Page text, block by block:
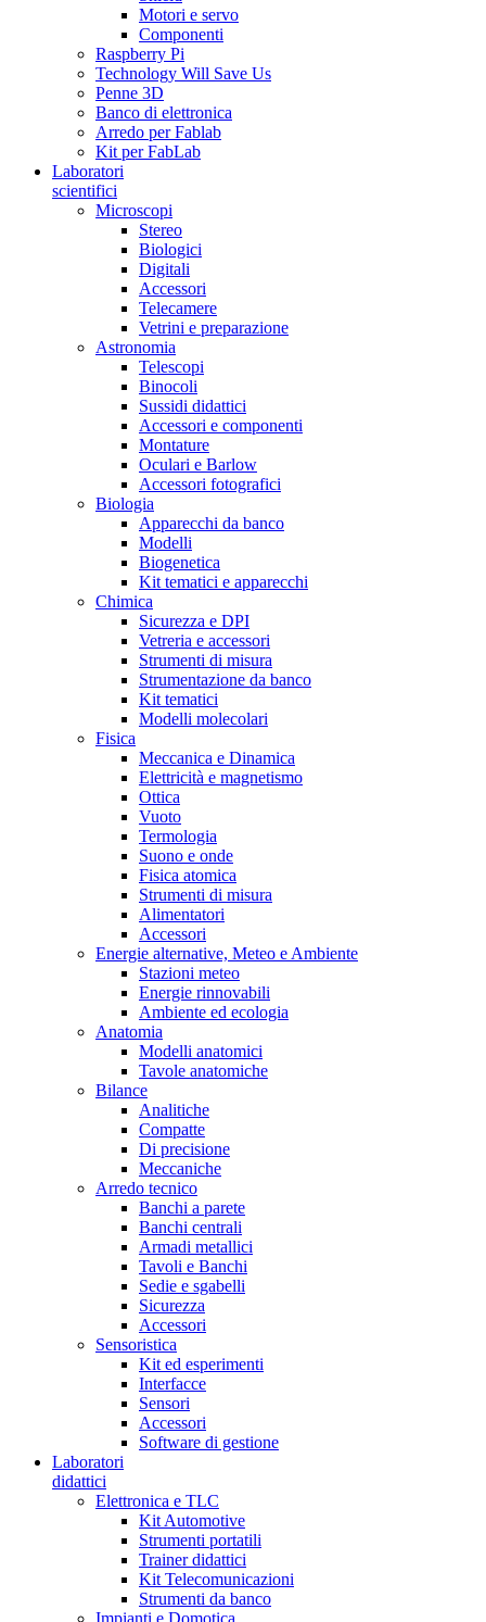
Motori e servo
Componenti
Raspberry Pi
Technology Will Save Us
Penne 3D
Banco di elettronica
Arredo per Fablab
Kit per FabLab
Laboratori
scientifici
Microscopi
Stereo
Biologici
Digitali
Accessori
Telecamere
Vetrini e preparazione
Astronomia
Telescopi
Binocoli
Sussidi didattici
Accessori e componenti
Montature
Oculari e Barlow
Accessori fotografici
Biologia
Apparecchi da banco
Modelli
Biogenetica
Kit tematici e apparecchi
Chimica
Sicurezza e DPI
Vetreria e accessori
Strumenti di misura
Strumentazione da banco
Kit tematici
Modelli molecolari
Fisica
Meccanica e Dinamica
Elettricità e magnetismo
Ottica
Vuoto
Termologia
Suono e onde
Fisica atomica
Strumenti di misura
Alimentatori
Accessori
Energie alternative, Meteo e Ambiente
Stazioni meteo
Energie rinnovabili
Ambiente ed ecologia
Anatomia
Modelli anatomici
Tavole anatomiche
Bilance
Analitiche
Compatte
Di precisione
Meccaniche
Arredo tecnico
Banchi a parete
Banchi centrali
Armadi metallici
Tavoli e Banchi
Sedie e sgabelli
Sicurezza
Accessori
Sensoristica
Kit ed esperimenti
Interfacce
Sensori
Accessori
Software di gestione
Laboratori
didattici
Elettronica e TLC
Kit Automotive
Strumenti portatili
Trainer didattici
Kit Telecomunicazioni
Strumenti da banco
Impianti e Domotica